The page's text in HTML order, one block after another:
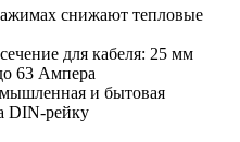
снижают тепловые
для кабеля: 25 мм
63 Ампера
и бытовая
DIN-рейку